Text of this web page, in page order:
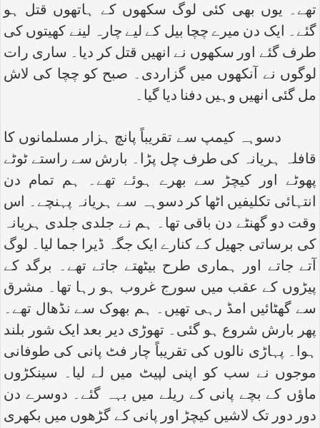
تھے۔ یوں بھی کئی لوگ سکھوں کے ہاتھوں قتل ہو
گئے۔ ایک دن میرے چچا بیل کے لیے چارہ لینے کھیتوں کی
طرف گئے اور سکھوں نے انھیں قتل کر دیا۔ ساری رات
لوگوں نے آنکھوں میں گزاردی۔ صبح کو چچا کی لاش
مل گئی انھیں وہیں دفنا دیا گیا۔
دسوہہ کیمپ سے تقریباً پانچ ہزار مسلمانوں کا
قافلہ ہریانہ کی طرف چل پڑا۔ بارش سے راستے ٹوٹے
پھوٹے اور کیچڑ سے بھرے ہوئے تھے۔ ہم تمام دن
انتہائی تکلیفیں اٹھا کر دسوہہ سے ہریانہ پہنچے۔ اس
وقت دو گھنٹے دن باقی تھا۔ ہم نے جلدی جلدی ہریانہ
کی برساتی جھیل کے کنارے ایک جگہ ڈیرا جما لیا۔ لوگ
آتے جاتے اور ہماری طرح بیٹھتے جاتے تھے۔ برگد کے
پیڑوں کے عقب میں سورج غروب ہو رہا تھا۔ مشرق
سے گھٹائیں امڈ رہی تھیں۔ ہم بھوک سے نڈھال تھے۔
پھر بارش شروع ہو گئی۔ تھوڑی دیر بعد ایک شور بلند
ہوا۔ پہاڑی نالوں کی تقریباً چار فٹ پانی کی طوفانی
موجوں نے سب کو اپنی لپیٹ میں لے لیا۔ سینکڑوں
ماؤں کے بچے پانی کے ریلے میں بہہ گئے۔ دوسرے دن
دور دور تک لاشیں کیچڑ اور پانی کے گڑھوں میں بکھری